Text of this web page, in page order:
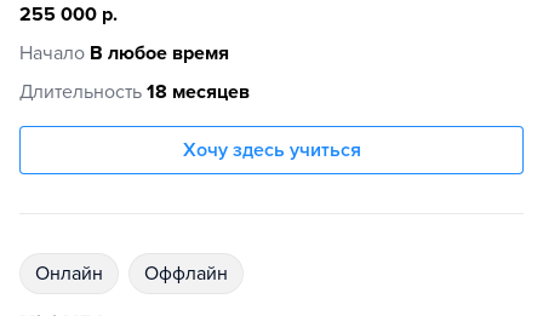
255 000 р.
Начало В любое время
Длительность 18 месяцев
Хочу здесь учиться
Онлайн Оффлайн